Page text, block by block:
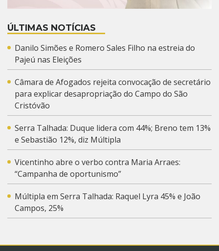
ÚLTIMAS NOTÍCIAS
Danilo Simões e Romero Sales Filho na estreia do
Pajeú nas Eleições
Câmara de Afogados rejeita convocação de secretário
para explicar desapropriação do Campo do São
Cristóvão
Serra Talhada: Duque lidera com 44%; Breno tem 13%
e Sebastião 12%, diz Múltipla
Vicentinho abre o verbo contra Maria Arraes:
“Campanha de oportunismo”
Múltipla em Serra Talhada: Raquel Lyra 45% e João
Campos, 25%